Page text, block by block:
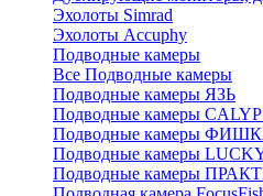
Эхолоты Simrad
Эхолоты Accuphy
Подводные камеры
Все Подводные камеры
Подводные камеры ЯЗЬ
Подводные камеры
Подводные камеры
Подводные камеры
Подводные камеры